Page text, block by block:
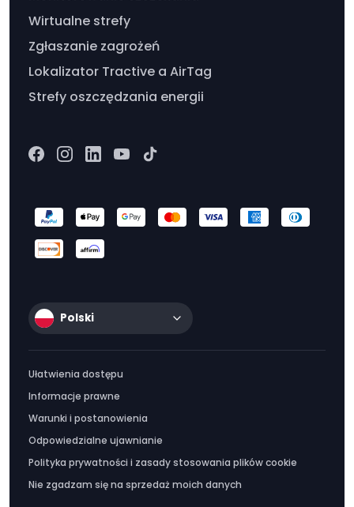
Wirtualne strefy
Zgłaszanie zagrożeń
Lokalizator Tractive a AirTag
Strefy oszczędzania energii
Polski
Ułatwienia dostępu
Informacje prawne
Warunki i postanowienia
Odpowiedzialne ujawnianie
Polityka prywatności i zasady stosowania plików cookie
Nie zgadzam się na sprzedaż moich danych